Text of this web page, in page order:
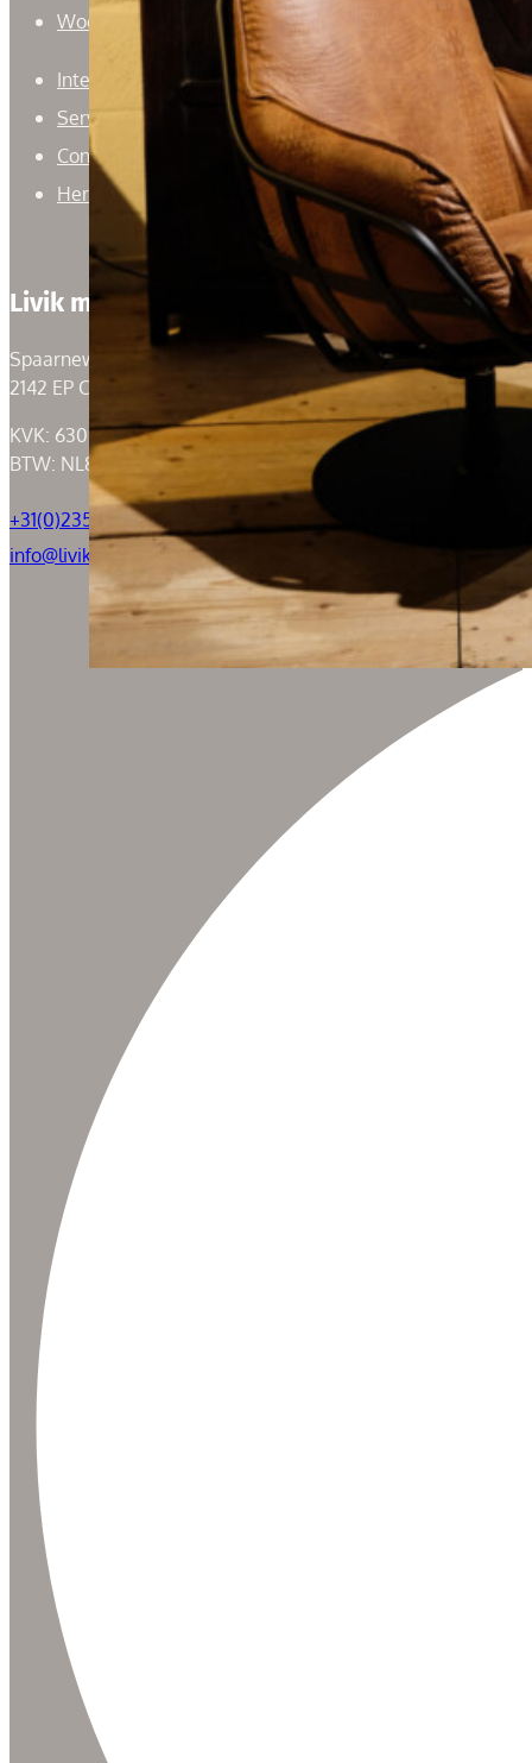
Woonaccessoires
Interieuradvies
Service
Contact
Herroepingsrecht
Livik meubelen
Spaarneweg 59
2142 EP Cruquius
KVK: 63004526
BTW: NL855050184B01
+31(0)235294739
info@livik.nl